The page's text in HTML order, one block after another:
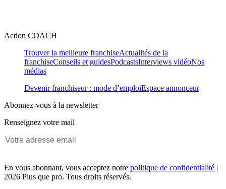
Action COACH
Trouver la meilleure franchiseActualités de la
franchiseConseils et guidesPodcastsInterviews vidéoNos
médias
Devenir franchiseur : mode d’emploiEspace annonceur
Abonnez-vous à la newsletter
Renseignez votre mail
En vous abonnant, vous acceptez notre politique de confidentialité |
2026 Plus que pro. Tous droits réservés.